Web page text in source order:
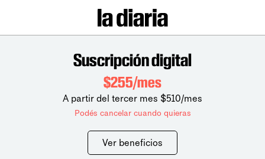
Suscripción digital
$255/mes
A partir del tercer mes $510/mes
Podés cancelar cuando quieras
Ver beneficios